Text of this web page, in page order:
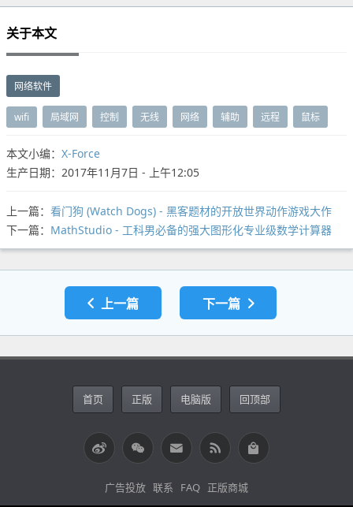
关于本文
网络软件
wifi 局域网 控制 无线 网络 辅助 远程 鼠标
本文小编： X-Force
生产日期：2017年11月7日 - 上午12:05
上一篇： 看门狗 (Watch Dogs) - 黑客题材的开放世界动作游戏大作
下一篇： MathStudio - 工科男必备的强大图形化专业级数学计算器
上一篇 下一篇
首页 正版 电脑版 回顶部
广告投放 联系 FAQ 正版商城